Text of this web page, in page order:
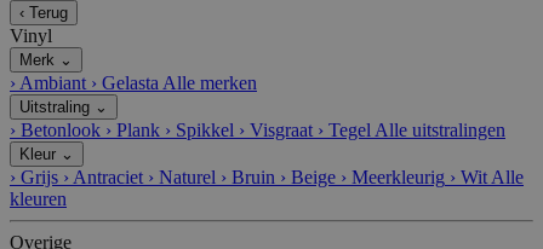
‹ Terug
Vinyl
Merk ⌄
› Ambiant › Gelasta Alle merken
Uitstraling ⌄
› Betonlook › Plank › Spikkel › Visgraat › Tegel Alle uitstralingen
Kleur ⌄
› Grijs › Antraciet › Naturel › Bruin › Beige › Meerkleurig › Wit Alle
kleuren
Overige